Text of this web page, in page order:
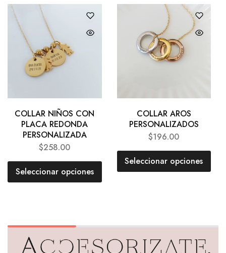
COLLAR NIÑOS CON
PLACA REDONDA
PERSONALIZADA
$258.00
Seleccionar opciones
COLLAR AROS
PERSONALIZADOS
$196.00
Seleccionar opciones